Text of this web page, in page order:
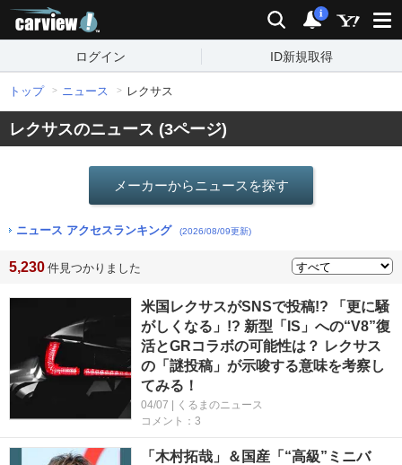
検索 通知
i
ログイン ID新規取得
トップ ニュース レクサス
レクサスのニュース (3ページ)
メーカーからニュースを探す
ニュース アクセスランキング (2026/08/09更新)
5,230 件見つかりました
米国レクサスがSNSで投稿!? 「更に騒
がしくなる」!? 新型「IS」への“V8”復
活とGRコラボの可能性は？ レクサス
の「謎投稿」が示唆する意味を考察し
てみる！
04/07 | くるまのニュース
コメント：3
「木村拓哉」＆国産「“高級”ミニバ